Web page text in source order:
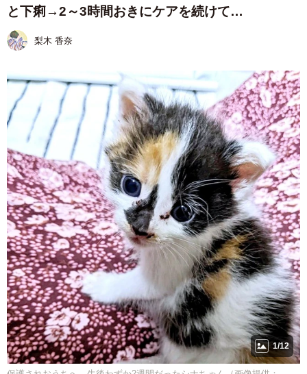
と下痢→2～3時間おきにケアを続けて…
梨木 香奈
1/12